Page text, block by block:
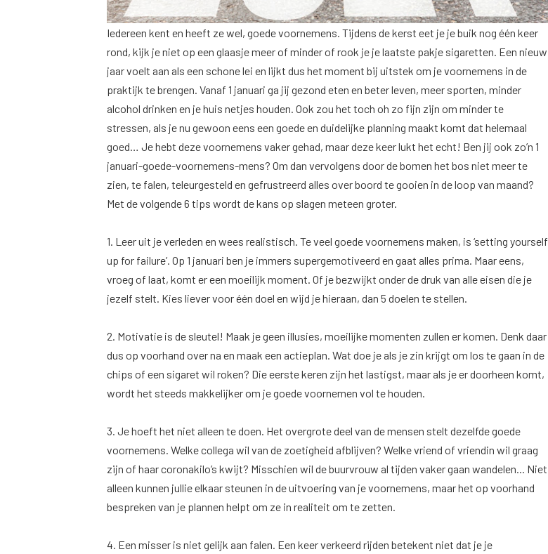
Iedereen kent en heeft ze wel, goede voornemens. Tijdens de kerst eet je je buik nog één keer
rond, kijk je niet op een glaasje meer of minder of rook je je laatste pakje sigaretten. Een nieuw
jaar voelt aan als een schone lei en lijkt dus het moment bij uitstek om je voornemens in de
praktijk te brengen. Vanaf 1 januari ga jij gezond eten en beter leven, meer sporten, minder
alcohol drinken en je huis netjes houden. Ook zou het toch oh zo fijn zijn om minder te
stressen, als je nu gewoon eens een goede en duidelijke planning maakt komt dat helemaal
goed… Je hebt deze voornemens vaker gehad, maar deze keer lukt het echt! Ben jij ook zo’n 1
januari-goede-voornemens-mens? Om dan vervolgens door de bomen het bos niet meer te
zien, te falen, teleurgesteld en gefrustreerd alles over boord te gooien in de loop van maand?
Met de volgende 6 tips wordt de kans op slagen meteen groter.
1. Leer uit je verleden en wees realistisch. Te veel goede voornemens maken, is ‘setting yourself
up for failure’. Op 1 januari ben je immers supergemotiveerd en gaat alles prima. Maar eens,
vroeg of laat, komt er een moeilijk moment. Of je bezwijkt onder de druk van alle eisen die je
jezelf stelt. Kies liever voor één doel en wijd je hieraan, dan 5 doelen te stellen.
2. Motivatie is de sleutel! Maak je geen illusies, moeilijke momenten zullen er komen. Denk daar
dus op voorhand over na en maak een actieplan. Wat doe je als je zin krijgt om los te gaan in de
chips of een sigaret wil roken? Die eerste keren zijn het lastigst, maar als je er doorheen komt,
wordt het steeds makkelijker om je goede voornemen vol te houden.
3. Je hoeft het niet alleen te doen. Het overgrote deel van de mensen stelt dezelfde goede
voornemens. Welke collega wil van de zoetigheid afblijven? Welke vriend of vriendin wil graag
zijn of haar coronakilo’s kwijt? Misschien wil de buurvrouw al tijden vaker gaan wandelen... Niet
alleen kunnen jullie elkaar steunen in de uitvoering van je voornemens, maar het op voorhand
bespreken van je plannen helpt om ze in realiteit om te zetten.
4. Een misser is niet gelijk aan falen. Een keer verkeerd rijden betekent niet dat je je